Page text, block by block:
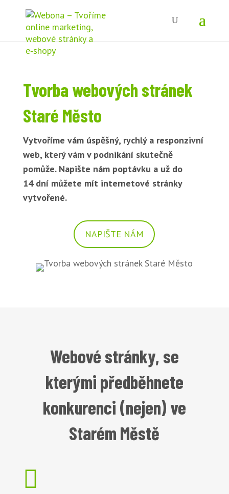
Tvorba webových stránek
Staré Město
Vytvoříme vám úspěšný, rychlý a responzivní
web, který vám v podnikání skutečně
pomůže. Napište nám poptávku a už do
14 dní můžete mít internetové stránky
vytvořené.
NAPIŠTE NÁM
Webové stránky, se
kterými předběhnete
konkurenci (nejen) ve
Starém Městě
